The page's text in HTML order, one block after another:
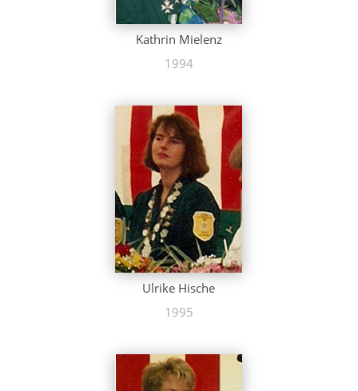
Kathrin Mielenz
1994
Ulrike Hische
1995